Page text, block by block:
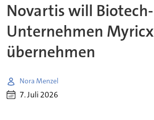
Novartis will Biotech-
Unternehmen Myricx
übernehmen
Nora Menzel
7. Juli 2026